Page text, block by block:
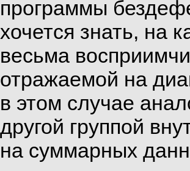
программы
хочется знать, на
весьма
отражаемой на
в этом случае
другой группой
на суммарных